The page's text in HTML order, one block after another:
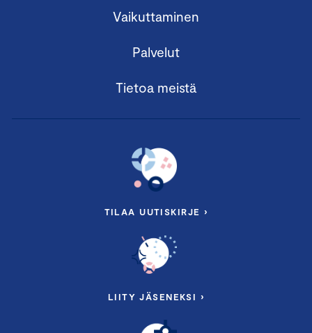
Vaikuttaminen
Palvelut
Tietoa meistä
TILAA UUTISKIRJE ›
LIITY JÄSENEKSI ›